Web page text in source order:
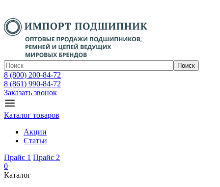
Поиск
8 (800) 200-84-72
8 (861) 990-84-72
Заказать звонок
Каталог товаров
Акции
Статьи
Прайс 1 Прайс 2
0
Каталог